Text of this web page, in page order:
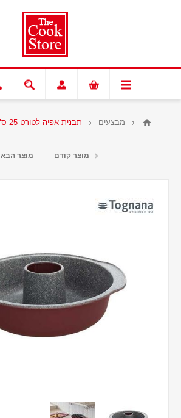
מבצעים תבנית אפיה לטורט 25 ס"מ - Sweet Cherry
מוצר קודם מוצר הבא